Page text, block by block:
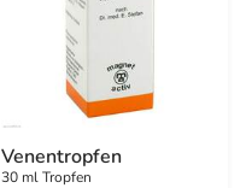
Venentropfen
30 ml Tropfen